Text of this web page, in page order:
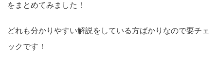
をまとめてみました！
どれも分かりやすい解説をしている方ばかりなので要チェ
ックです！